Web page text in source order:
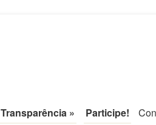
Transparência » Participe!